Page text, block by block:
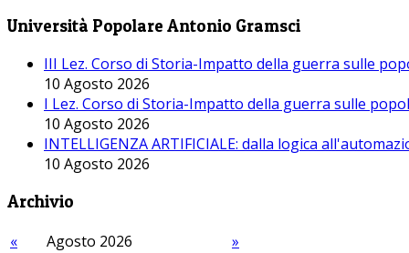
Università Popolare Antonio Gramsci
III Lez. Corso di Storia-Impatto della guerra sulle
10 Agosto 2026
I Lez. Corso di Storia-Impatto della guerra sulle
10 Agosto 2026
INTELLIGENZA ARTIFICIALE: dalla logica
10 Agosto 2026
Archivio
« Agosto 2026
»